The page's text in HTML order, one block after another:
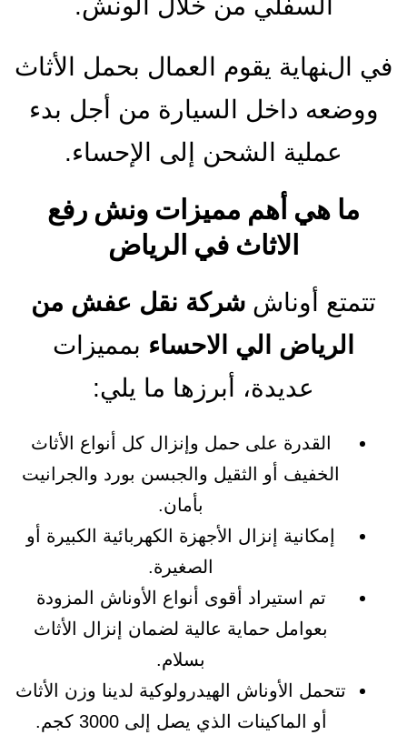
السفلي من خلال الونش.
في النهاية يقوم العمال بحمل الأثاث
ووضعه داخل السيارة من أجل بدء
عملية الشحن إلى الإحساء.
ما هي أهم مميزات ونش رفع
الاثاث في الرياض
تتمتع أوناش شركة نقل عفش من
الرياض الي الاحساء بمميزات
عديدة، أبرزها ما يلي:
القدرة على حمل وإنزال كل أنواع الأثاث
الخفيف أو الثقيل والجبسن بورد والجرانيت
بأمان.
إمكانية إنزال الأجهزة الكهربائية الكبيرة أو
الصغيرة.
تم استيراد أقوى أنواع الأوناش المزودة
بعوامل حماية عالية لضمان إنزال الأثاث
بسلام.
تتحمل الأوناش الهيدرولوكية لدينا وزن الأثاث
أو الماكينات الذي يصل إلى 3000 كجم.